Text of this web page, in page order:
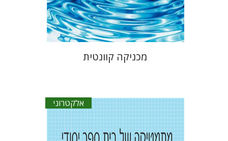
$27
מכניקה קוונטית
אלקטרוני